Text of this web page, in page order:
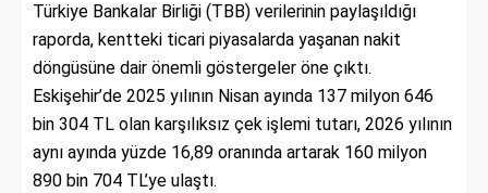
Türkiye Bankalar Birliği (TBB) verilerinin paylaşıldığı
raporda, kentteki ticari piyasalarda yaşanan nakit
döngüsüne dair önemli göstergeler öne çıktı.
Eskişehir’de 2025 yılının Nisan ayında 137 milyon 646
bin 304 TL olan karşılıksız çek işlemi tutarı, 2026 yılının
aynı ayında yüzde 16,89 oranında artarak 160 milyon
890 bin 704 TL’ye ulaştı.